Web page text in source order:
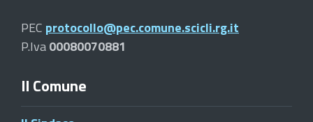
PEC protocollo@pec.comune.scicli.rg.it
P.Iva00080070881
Il Comune